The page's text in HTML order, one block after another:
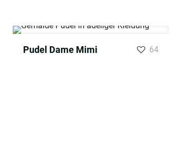
Pudel Dame Mimi 64